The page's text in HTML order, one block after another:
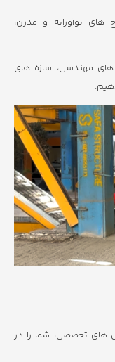
های نوآورانه و مدرن،
مهندسی، سازه های
های تخصصی، شما را در